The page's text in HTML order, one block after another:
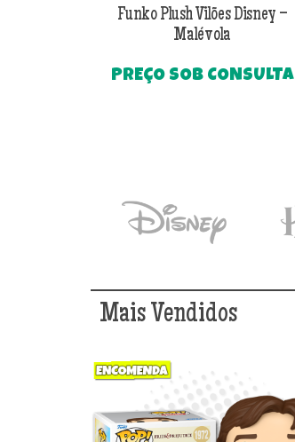
Funko Plush Vilões Disney –
Malévola
PREÇO SOB CONSULTA
Mais Vendidos